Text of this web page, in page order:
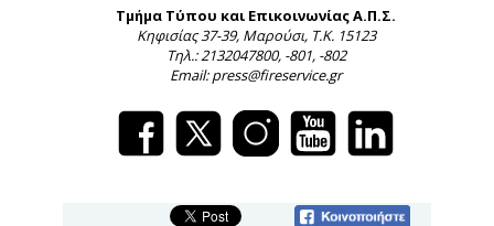
Τμήμα Τύπου και Επικοινωνίας Α.Π.Σ.
Κηφισίας 37-39, Μαρούσι, Τ.Κ. 15123
Τηλ.: 2132047800, -801, -802
Email: press@fireservice.gr